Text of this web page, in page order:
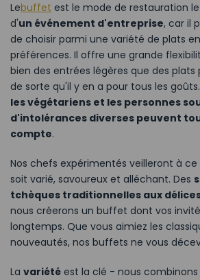
Lebuffet est le mode de restauration
d'un événement d'entreprise, car il
de choisir parmi une variété de plats
préférences. Il offre une grande
bien des entrées légères que des plats
de sorte qu'il y en a pour tous les goûts.
les végétariens et les personnes
d'intolérances diverses peuvent
compte.
Nos chefs expérimentés veilleront à
soit varié, savoureux et alléchant. Des
tchèques traditionnelles aux
nous créerons un buffet dont vos
longtemps. Que vous aimiez les
nouveautés, nos buffets ne vous
La variété est la clé - nous combinons